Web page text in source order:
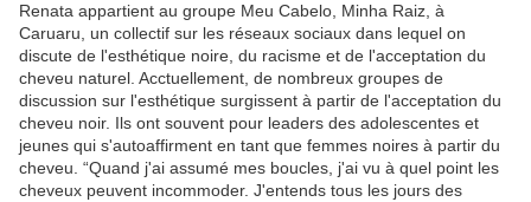
Renata appartient au groupe Meu Cabelo, Minha Raiz, à
Caruaru, un collectif sur les réseaux sociaux dans lequel on
discute de l'esthétique noire, du racisme et de l'acceptation du
cheveu naturel. Acctuellement, de nombreux groupes de
discussion sur l'esthétique surgissent à partir de l'acceptation du
cheveu noir. Ils ont souvent pour leaders des adolescentes et
jeunes qui s'autoaffirment en tant que femmes noires à partir du
cheveu. “Quand j'ai assumé mes boucles, j'ai vu à quel point les
cheveux peuvent incommoder. J'entends tous les jours des